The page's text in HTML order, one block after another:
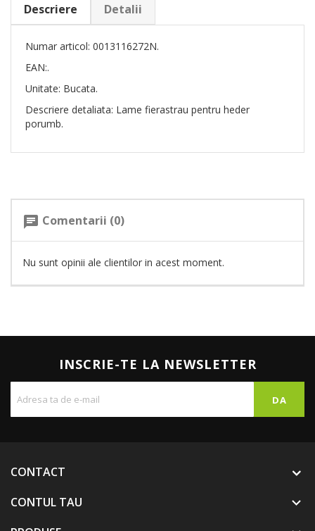
Descriere Detalii
Numar articol: 0013116272N.
EAN:.
Unitate: Bucata.
Descriere detaliata: Lame fierastrau pentru heder
porumb.
chat Comentarii (0)
Nu sunt opinii ale clientilor in acest moment.
INSCRIE-TE LA NEWSLETTER
CONTACT
CONTUL TAU
